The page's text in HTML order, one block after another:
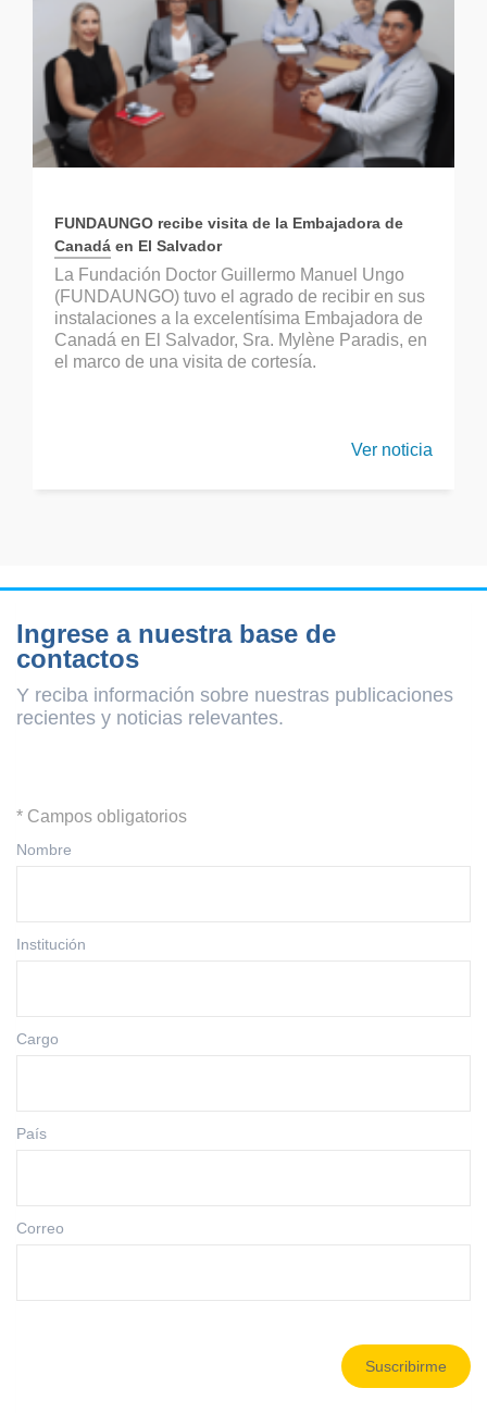
FUNDAUNGO recibe visita de la Embajadora de
Canadá en El Salvador
La Fundación Doctor Guillermo Manuel Ungo
(FUNDAUNGO) tuvo el agrado de recibir en sus
instalaciones a la excelentísima Embajadora de
Canadá en El Salvador, Sra. Mylène Paradis, en
el marco de una visita de cortesía.
Ver noticia
Ingrese a nuestra base de
contactos
Y reciba información sobre nuestras publicaciones
recientes y noticias relevantes.
* Campos obligatorios
Nombre
Institución
Cargo
País
Correo
Suscribirme